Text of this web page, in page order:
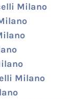
Milano
Milano